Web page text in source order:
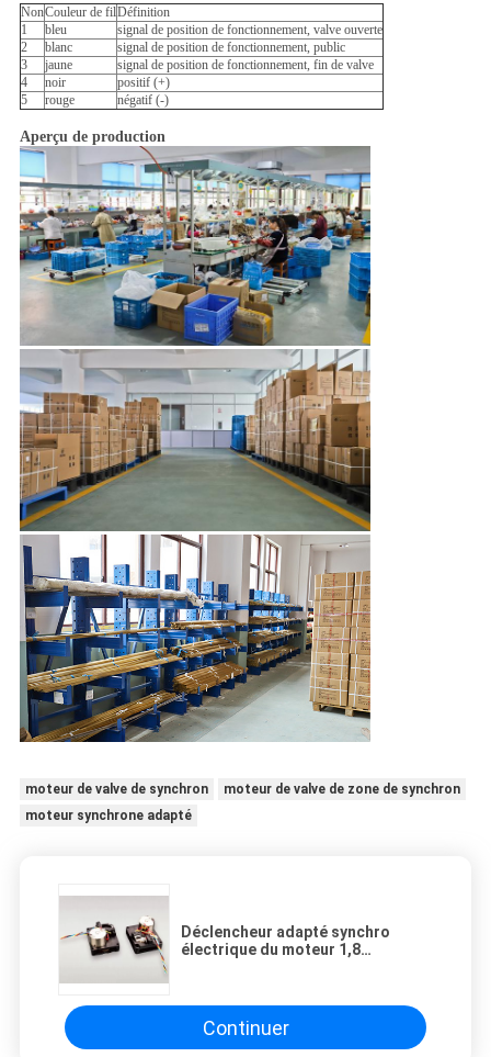
NonCouleur de filDéfinition
1
bleu
signal de position de fonctionnement, valve ouverte
2
blanc
signal de position de fonctionnement, public
3
jaune
signal de position de fonctionnement, fin de valve
4
noir
positif (+)
5
rouge négatif (-)
Aperçu de production
moteur de valve de synchron
moteur de valve de zone de synchron
moteur synchrone adapté
Déclencheur adapté synchro
électrique du moteur 1,8
Continuer